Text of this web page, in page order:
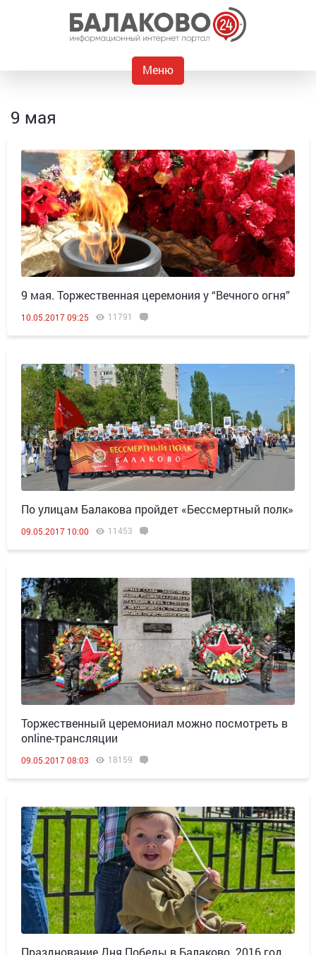
Меню
9 мая
9 мая. Торжественная церемония у “Вечного огня”
10.05.2017 09:25 11791
По улицам Балакова пройдет «Бессмертный полк»
09.05.2017 10:00 11453
Торжественный церемониал можно посмотреть в
online-трансляции
09.05.2017 08:03 18159
Празднование Дня Победы в Балаково. 2016 год